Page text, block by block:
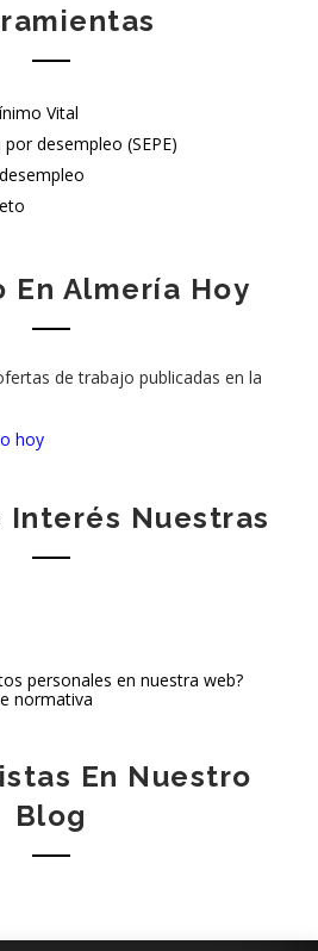
Vital
desempleo (SEPE)
En Almería Hoy
de trabajo publicadas en la
hoy
Interés Nuestras
personales en nuestra web?
normativa
En Nuestro
Blog